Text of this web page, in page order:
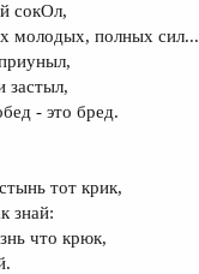
сокОл,
молодых, полных сил...
застыл,
- это бред.
тот крик,
знай:
что крюк,